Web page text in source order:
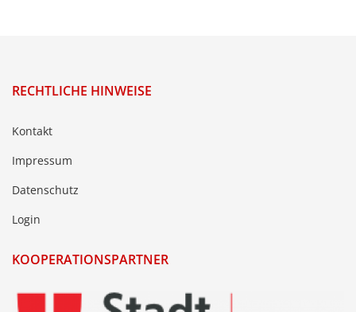
RECHTLICHE HINWEISE
Kontakt
Impressum
Datenschutz
Login
KOOPERATIONSPARTNER